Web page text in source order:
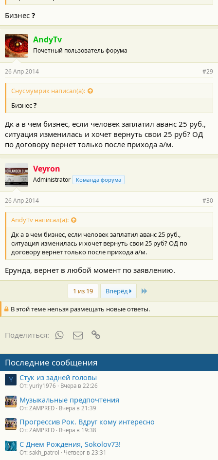
Бизнес ?
AndyTv
Почетный пользователь форума
26 Апр 2014 #29
Снусмумрик написал(а):
Бизнес?
Дк а в чем бизнес, если человек заплатил аванс 25 руб.,
ситуация изменилась и хочет вернуть свои 25 руб? ОД
по договору вернет только после прихода а/м.
Veyron
Administrator Команда форума
26 Апр 2014 #30
AndyTv написал(а):
Дк а в чем бизнес, если человек заплатил аванс 25 руб.,
ситуация изменилась и хочет вернуть свои 25 руб? ОД по
договору вернет только после прихода а/м.
Ерунда, вернет в любой момент по заявлению.
1 из 19 Вперёд
В этой теме нельзя размещать новые ответы.
Поделиться: WhatsAppЭлектронная почта
Последние сообщения
Y Стук из задней головы
От: yuriy1976 Вчера в 22:26
Музыкальные предпочтения
От: ZAMPRED Вчера в 21:39
Прогрессив Рок. Вдруг кому интересно
От: ZAMPRED Вчера в 19:38
С Днем Рождения, Sokolov73!
От: sakh_patrol Четверг в 23:31